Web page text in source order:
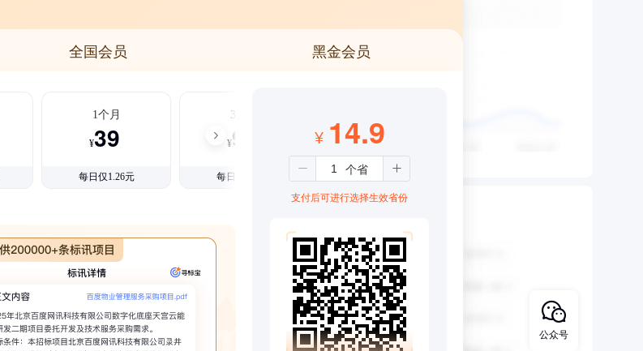
全国会员 黑金会员
1个月
¥39
每日仅1.26元
3个月
¥99
每日仅1.08元
¥ 14.9
支付后可进行选择生效省份
公众号